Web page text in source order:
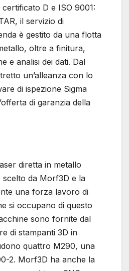
D e ISO 9001:
il servizio di
è gestito da una flotta
oltre a finitura,
e analisi dei dati. Dal
un’alleanza con lo
di ispezione Sigma
di garanzia della
diretta in metallo
scelto da Morf3D e la
una forza lavoro di
si occupano di questo
sono fornite dal
di stampanti 3D in
quattro M290, una
2. Morf3D ha anche la